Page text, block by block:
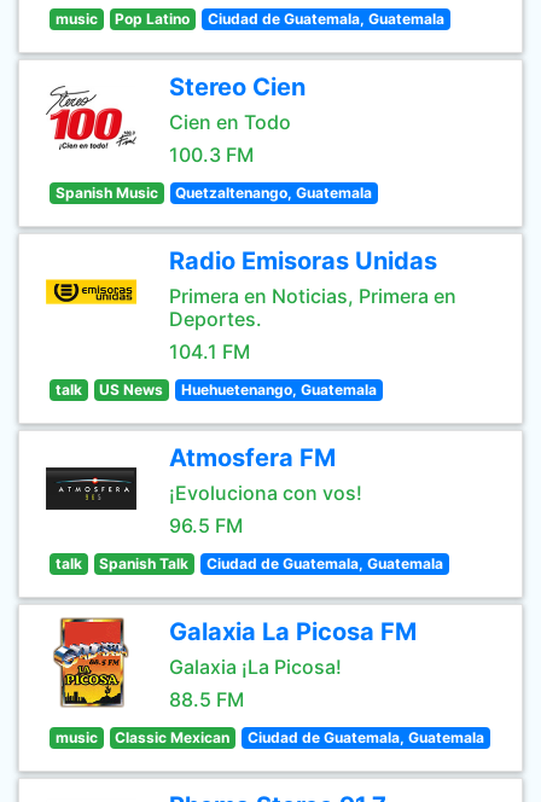
music Pop Latino Ciudad de Guatemala, Guatemala
Stereo Cien
Cien en Todo
100.3 FM
Spanish Music Quetzaltenango, Guatemala
Radio Emisoras Unidas
Primera en Noticias, Primera en
Deportes.
104.1 FM
talk US News Huehuetenango, Guatemala
Atmosfera FM
¡Evoluciona con vos!
96.5 FM
talk Spanish Talk Ciudad de Guatemala, Guatemala
Galaxia La Picosa FM
Galaxia ¡La Picosa!
88.5 FM
music Classic Mexican Ciudad de Guatemala, Guatemala